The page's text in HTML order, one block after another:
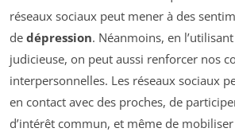
réseaux sociaux peut mener à des
de dépression. Néanmoins, en
judicieuse, on peut aussi renforcer nos
interpersonnelles. Les réseaux sociaux
en contact avec des proches, de
d’intérêt commun, et même de